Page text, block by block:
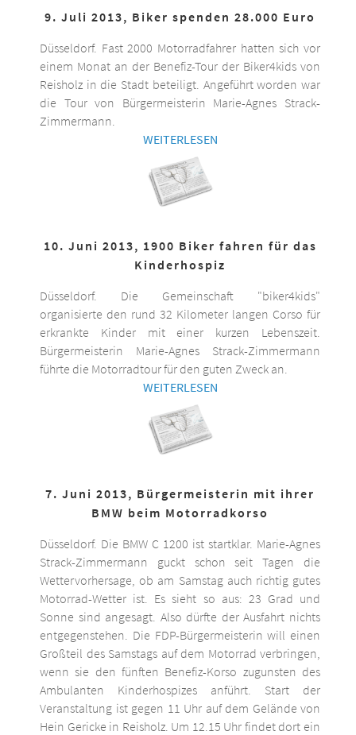
9. Juli 2013, Biker spenden 28.000 Euro
Düsseldorf. Fast 2000 Motorradfahrer hatten sich vor
einem Monat an der Benefiz-Tour der Biker4kids von
Reisholz in die Stadt beteiligt. Angeführt worden war
die Tour von Bürgermeisterin Marie-Agnes Strack-
Zimmermann.
WEITERLESEN
10. Juni 2013, 1900 Biker fahren für das
Kinderhospiz
Düsseldorf. Die Gemeinschaft "biker4kids"
organisierte den rund 32 Kilometer langen Corso für
erkrankte Kinder mit einer kurzen Lebenszeit.
Bürgermeisterin Marie-Agnes Strack-Zimmermann
führte die Motorradtour für den guten Zweck an.
WEITERLESEN
7. Juni 2013, Bürgermeisterin mit ihrer
BMW beim Motorradkorso
Düsseldorf. Die BMW C 1200 ist startklar. Marie-Agnes
Strack-Zimmermann guckt schon seit Tagen die
Wettervorhersage, ob am Samstag auch richtig gutes
Motorrad-Wetter ist. Es sieht so aus: 23 Grad und
Sonne sind angesagt. Also dürfte der Ausfahrt nichts
entgegenstehen. Die FDP-Bürgermeisterin will einen
Großteil des Samstags auf dem Motorrad verbringen,
wenn sie den fünften Benefiz-Korso zugunsten des
Ambulanten Kinderhospizes anführt. Start der
Veranstaltung ist gegen 11 Uhr auf dem Gelände von
Hein Gericke in Reisholz. Um 12.15 Uhr findet dort ein